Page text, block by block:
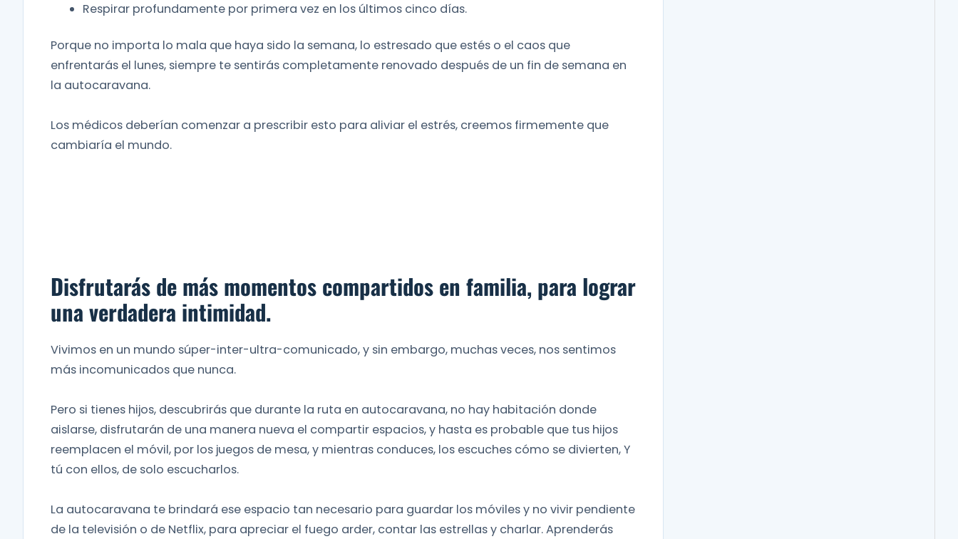
Respirar profundamente por primera vez en los últimos cinco días.
Porque no importa lo mala que haya sido la semana, lo estresado ​​que estés o el caos que
enfrentarás el lunes, siempre te sentirás completamente renovado después de un fin de semana en
la autocaravana.
Los médicos deberían comenzar a prescribir esto para aliviar el estrés, creemos firmemente que
cambiaría el mundo.
Disfrutarás de más momentos compartidos en familia, para lograr
una verdadera intimidad.
Vivimos en un mundo súper-inter-ultra-comunicado, y sin embargo, muchas veces, nos sentimos
más incomunicados que nunca.
Pero si tienes hijos, descubrirás que durante la ruta en autocaravana, no hay habitación donde
aislarse, disfrutarán de una manera nueva el compartir espacios, y hasta es probable que tus hijos
reemplacen el móvil, por los juegos de mesa, y mientras conduces, los escuches cómo se divierten, Y
tú con ellos, de solo escucharlos.
La autocaravana te brindará ese espacio tan necesario para guardar los móviles y no vivir pendiente
de la televisión o de Netflix, para apreciar el fuego arder, contar las estrellas y charlar. Aprenderás